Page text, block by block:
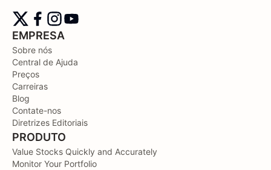
EMPRESA
Sobre nós
Central de Ajuda
Preços
Carreiras
Blog
Contate-nos
Diretrizes Editoriais
PRODUTO
Value Stocks Quickly and Accurately
Monitor Your Portfolio